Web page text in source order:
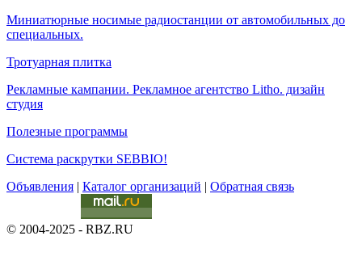
Миниатюрные носимые радиостанции от автомобильных до
специальных.
Тротуaрная плитка
Рекламные кампании. Рекламное агентство Litho. дизайн
студия
Полезные программы
Система раскрутки SEBBIO!
Объявления | Каталог организаций | Обратная связь
© 2004-2025 - RBZ.RU